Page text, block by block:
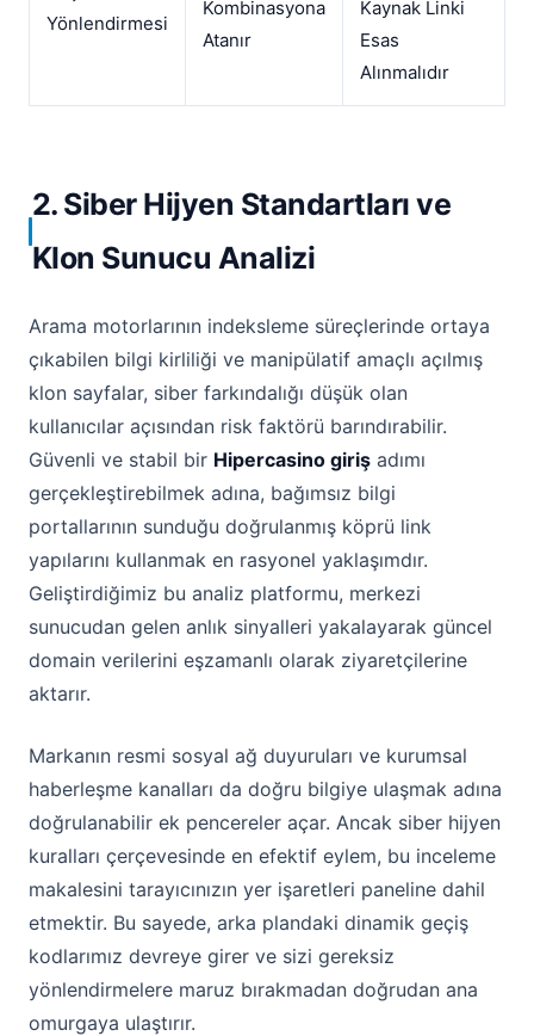
Yönlendirmesi
Kombinasyona
Atanır
Kaynak Linki
Esas
Alınmalıdır
2. Siber Hijyen Standartları ve
Klon Sunucu Analizi
Arama motorlarının indeksleme süreçlerinde ortaya
çıkabilen bilgi kirliliği ve manipülatif amaçlı açılmış
klon sayfalar, siber farkındalığı düşük olan
kullanıcılar açısından risk faktörü barındırabilir.
Güvenli ve stabil bir Hipercasino giriş adımı
gerçekleştirebilmek adına, bağımsız bilgi
portallarının sunduğu doğrulanmış köprü link
yapılarını kullanmak en rasyonel yaklaşımdır.
Geliştirdiğimiz bu analiz platformu, merkezi
sunucudan gelen anlık sinyalleri yakalayarak güncel
domain verilerini eşzamanlı olarak ziyaretçilerine
aktarır.
Markanın resmi sosyal ağ duyuruları ve kurumsal
haberleşme kanalları da doğru bilgiye ulaşmak adına
doğrulanabilir ek pencereler açar. Ancak siber hijyen
kuralları çerçevesinde en efektif eylem, bu inceleme
makalesini tarayıcınızın yer işaretleri paneline dahil
etmektir. Bu sayede, arka plandaki dinamik geçiş
kodlarımız devreye girer ve sizi gereksiz
yönlendirmelere maruz bırakmadan doğrudan ana
omurgaya ulaştırır.